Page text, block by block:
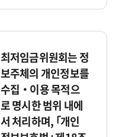
최저임금위원회는 정
보주체의 개인정보를
수집‧이용 목적으
로 명시한 범위 내에
서 처리하며, ｢개인